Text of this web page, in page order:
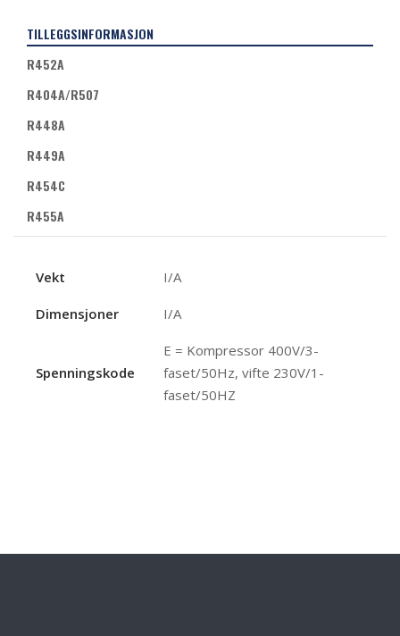
TILLEGGSINFORMASJON
R452A
R404A/R507
R448A
R449A
R454C
R455A
Vekt I/A
Dimensjoner I/A
Spenningskode
E = Kompressor 400V/3-
faset/50Hz, vifte 230V/1-
faset/50HZ